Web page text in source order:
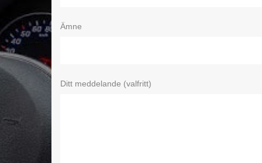
Ämne
Ditt meddelande (valfritt)